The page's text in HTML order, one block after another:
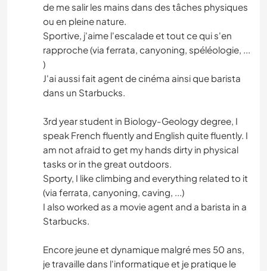
de me salir les mains dans des tâches physiques
ou en pleine nature.
Sportive, j'aime l'escalade et tout ce qui s'en
rapproche (via ferrata, canyoning, spéléologie, ...
)
J'ai aussi fait agent de cinéma ainsi que barista
dans un Starbucks.
3rd year student in Biology-Geology degree, I
speak French fluently and English quite fluently. I
am not afraid to get my hands dirty in physical
tasks or in the great outdoors.
Sporty, I like climbing and everything related to it
(via ferrata, canyoning, caving, ...)
I also worked as a movie agent and a barista in a
Starbucks.
Encore jeune et dynamique malgré mes 50 ans,
je travaille dans l'informatique et je pratique le